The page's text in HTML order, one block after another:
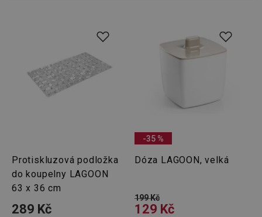
Protiskluzová podložka
do koupelny LAGOON
63 x 36 cm
289 Kč
-35 %
Dóza LAGOON, velká
199 Kč
129 Kč